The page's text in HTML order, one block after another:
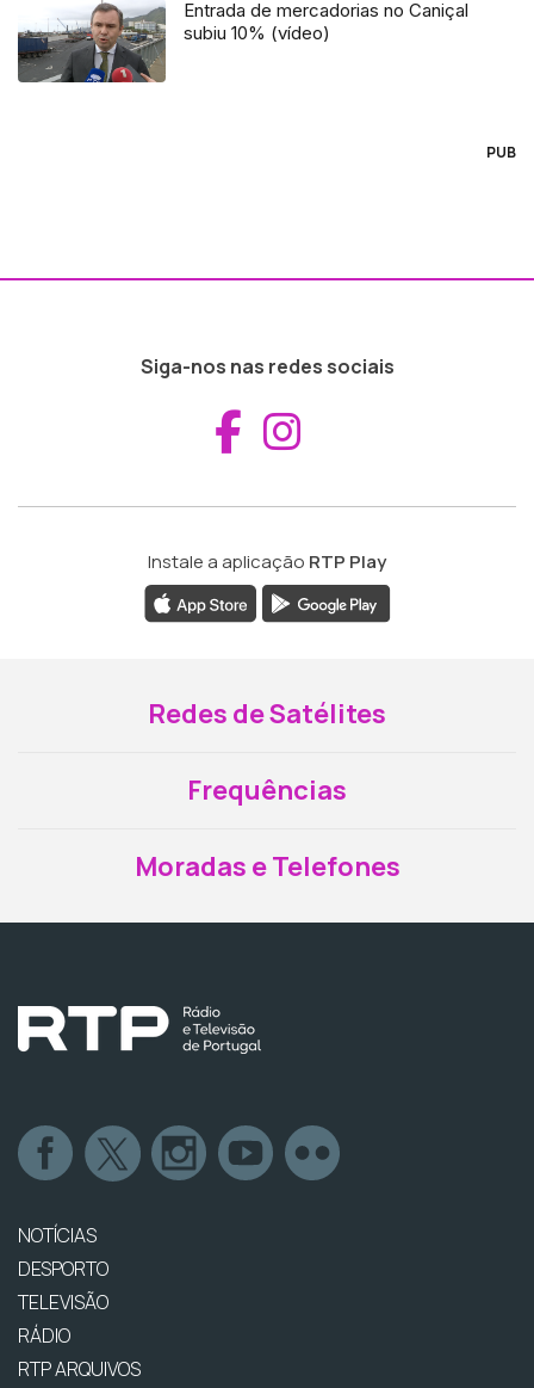
Entrada de mercadorias no Caniçal
subiu 10% (vídeo)
PUB
Siga-nos nas redes sociais
Aceder ao
Instale a aplicação RTP Play
Redes de Satélites
Frequências
Moradas e Telefones
NOTÍCIAS
DESPORTO
TELEVISÃO
RÁDIO
RTP ARQUIVOS